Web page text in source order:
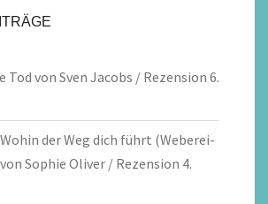
Tod von Sven Jacobs / Rezension 6.
der Weg dich führt (Weberei-
Sophie Oliver / Rezension 4.